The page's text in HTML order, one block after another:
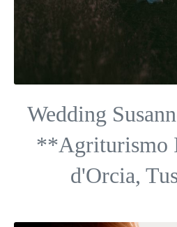
Wedding
**Agriturismo
d'Orcia,